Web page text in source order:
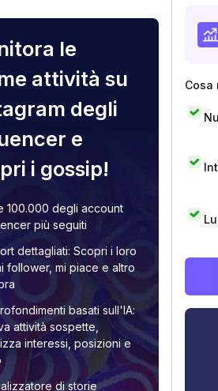
le
attività su
degli
e
i gossip!
100.000 degli account
più seguiti
dettagliati: Scopri i loro
follower, mi piace e altro
basati sull'IA:
attività sospette,
interessi, posizioni e
di storie
Cosa